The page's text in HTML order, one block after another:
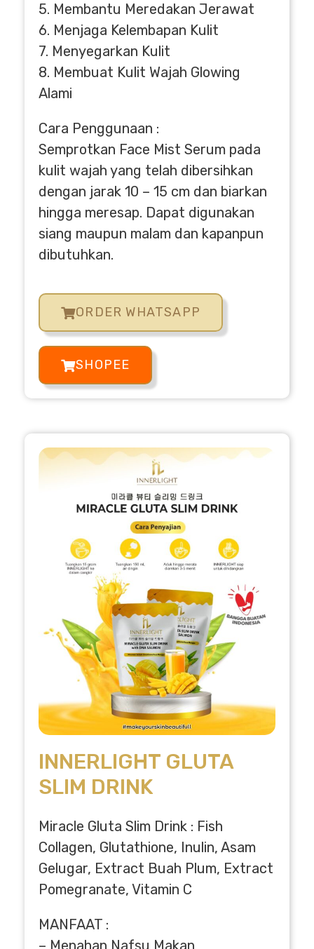
5. Membantu Meredakan Jerawat
6. Menjaga Kelembapan Kulit
7. Menyegarkan Kulit
8. Membuat Kulit Wajah Glowing
Alami
Cara Penggunaan :
Semprotkan Face Mist Serum pada
kulit wajah yang telah dibersihkan
dengan jarak 10 – 15 cm dan biarkan
hingga meresap. Dapat digunakan
siang maupun malam dan kapanpun
dibutuhkan.
ORDER WHATSAPP
SHOPEE
INNERLIGHT GLUTA
SLIM DRINK
Miracle Gluta Slim Drink : Fish
Collagen, Glutathione, Inulin, Asam
Gelugar, Extract Buah Plum, Extract
Pomegranate, Vitamin C
MANFAAT :
– Menahan Nafsu Makan